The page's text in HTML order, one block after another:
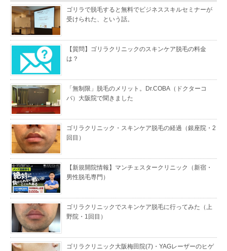
ゴリラで脱毛すると無料でビジネススキルセミナーが
受けられた、という話。
【質問】ゴリラクリニックのスキンケア脱毛の料金
は？
「無制限」脱毛のメリット。Dr.COBA（ドクターコ
バ）大阪院で聞きました
ゴリラクリニック・スキンケア脱毛の経過（銀座院・2
回目）
【新規開院情報】マンチェスタークリニック（新宿・
男性脱毛専門）
ゴリラクリニックでスキンケア脱毛に行ってみた（上
野院・1回目）
ゴリラクリニック大阪梅田院(7)・YAGレーザーのヒゲ